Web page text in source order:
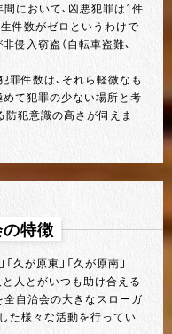
において、凶悪犯罪は1件
件数がゼロというわけで
侵入窃盗（自転車盗難、
件数は、それら軽微なも
めて犯罪の少ない場所と考
防犯意識の高さが伺えま
の特徴
久が原東」「久が原南」
と人とがいつも助け合える
全自治会の大きなスローガ
た様々な活動を行ってい